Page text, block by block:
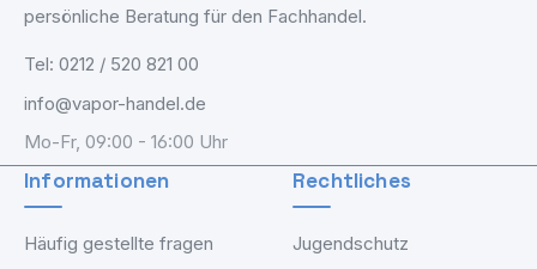
persönliche Beratung für den Fachhandel.
Tel: 0212 / 520 821 00
info@vapor-handel.de
Mo-Fr, 09:00 - 16:00 Uhr
Informationen
Häufig gestellte fragen
Rechtliches
Jugendschutz